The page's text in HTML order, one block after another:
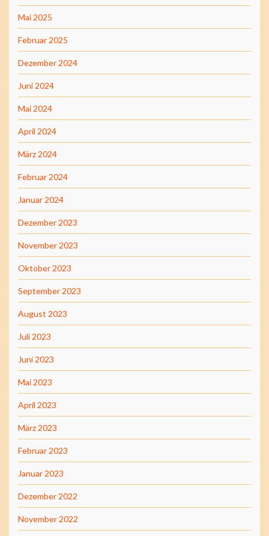
Mai 2025
Februar 2025
Dezember 2024
Juni 2024
Mai 2024
April 2024
März 2024
Februar 2024
Januar 2024
Dezember 2023
November 2023
Oktober 2023
September 2023
August 2023
Juli 2023
Juni 2023
Mai 2023
April 2023
März 2023
Februar 2023
Januar 2023
Dezember 2022
November 2022